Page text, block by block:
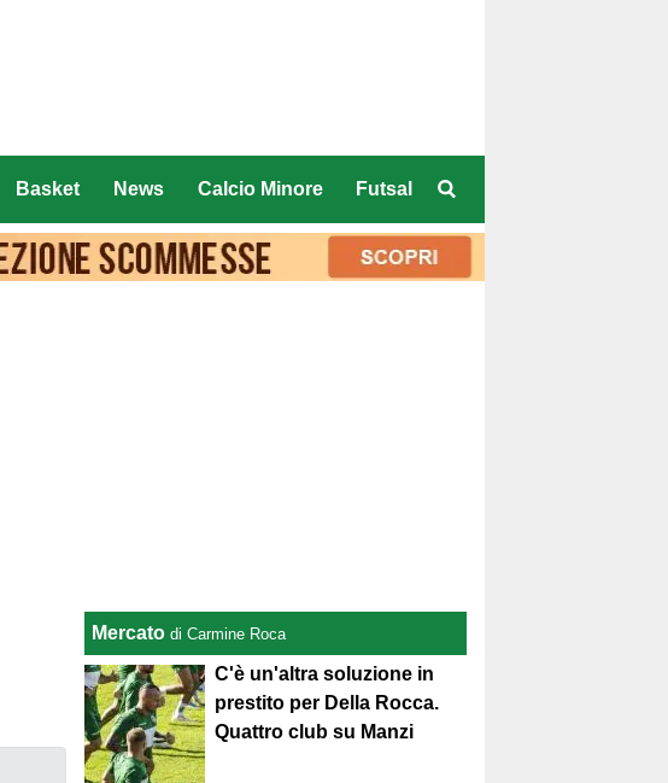
Basket News Calcio Minore Futsal
Mercato di Carmine Roca
C'è un'altra soluzione in
prestito per Della Rocca.
Quattro club su Manzi